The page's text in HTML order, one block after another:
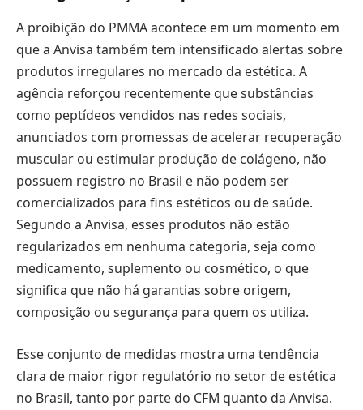
A proibição do PMMA acontece em um momento em
que a Anvisa também tem intensificado alertas sobre
produtos irregulares no mercado da estética. A
agência reforçou recentemente que substâncias
como peptídeos vendidos nas redes sociais,
anunciados com promessas de acelerar recuperação
muscular ou estimular produção de colágeno, não
possuem registro no Brasil e não podem ser
comercializados para fins estéticos ou de saúde.
Segundo a Anvisa, esses produtos não estão
regularizados em nenhuma categoria, seja como
medicamento, suplemento ou cosmético, o que
significa que não há garantias sobre origem,
composição ou segurança para quem os utiliza.
Esse conjunto de medidas mostra uma tendência
clara de maior rigor regulatório no setor de estética
no Brasil, tanto por parte do CFM quanto da Anvisa.